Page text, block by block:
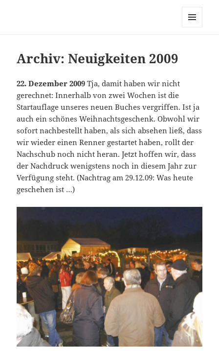
Archiv: Neuigkeiten 2009
22. Dezember 2009Tja, damit haben wir nicht
gerechnet: Innerhalb von zwei Wochen ist die
Startauflage unseres neuen Buches vergriffen. Ist ja
auch ein schönes Weihnachtsgeschenk. Obwohl wir
sofort nachbestellt haben, als sich absehen ließ, dass
wir wieder einen Renner gestartet haben, rollt der
Nachschub noch nicht heran. Jetzt hoffen wir, dass
der Nachdruck wenigstens noch in diesem Jahr zur
Verfügung steht. (Nachtrag am 29.12.09: Was heute
geschehen ist …)